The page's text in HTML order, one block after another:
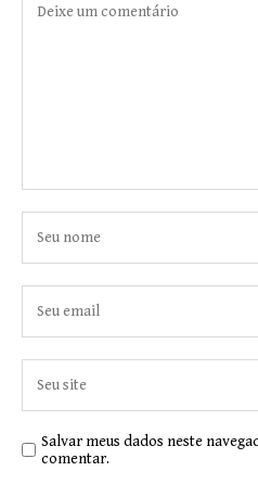
Salvar meus dados neste
comentar.